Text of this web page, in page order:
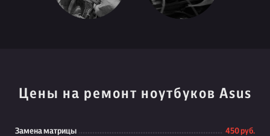
Цены на ремонт ноутбуков Asus
Замена матрицы 450 руб.